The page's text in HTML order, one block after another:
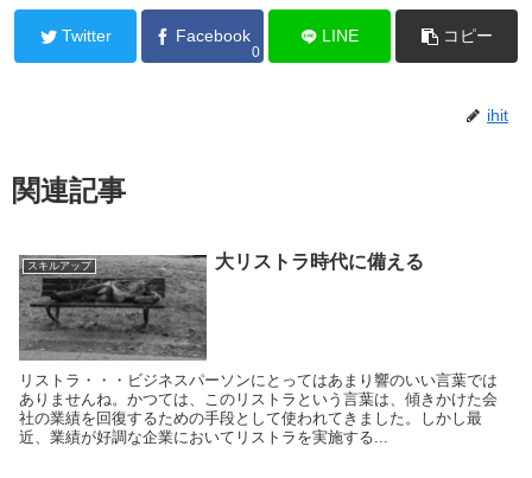
Twitter Facebook
0
LINE コピー
ihit
関連記事
スキルアップ 大リストラ時代に備える
リストラ・・・ビジネスパーソンにとってはあまり響のいい言葉では
ありませんね。かつては、このリストラという言葉は、傾きかけた会
社の業績を回復するための手段として使われてきました。しかし最
近、業績が好調な企業においてリストラを実施する...